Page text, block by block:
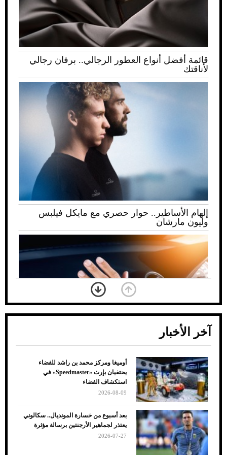
قائمة أفضل أنواع العطور الرجالي.. برفان رجالي
لأناقتك
إلهام الأساطير.. حوار حصري مع مايكل فيلبس
وليون مارشان
ضعف تبريد مكيف السيارة عند الوقوف.. أشهر
الأسباب والحلول
آخر الأخبار
أوميغا ومركز محمد بن راشد للفضاء
يحتفيان بإرث «Speedmaster» في
استكشاف الفضاء
2026-08-09
بعد أسبوع من خسارة المونديال.. سكالوني
يعتذر لجماهير الأرجنتين برسالة مؤثرة
2026-07-27